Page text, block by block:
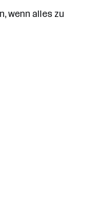
wenn alles zu